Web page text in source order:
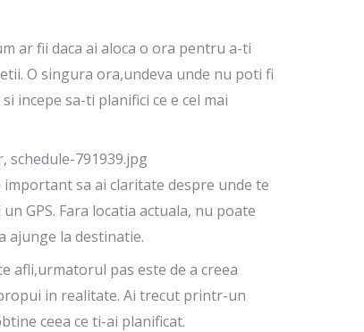
ar fii daca ai aloca o ora pentru a-ti
O singura ora,undeva unde nu poti fi
incepe sa-ti planifici ce e cel mai
sa ai claritate despre unde te
GPS. Fara locatia actuala, nu poate
ajunge la destinatie.
afli,urmatorul pas este de a creea
in realitate. Ai trecut printr-un
ceea ce ti-ai planificat.